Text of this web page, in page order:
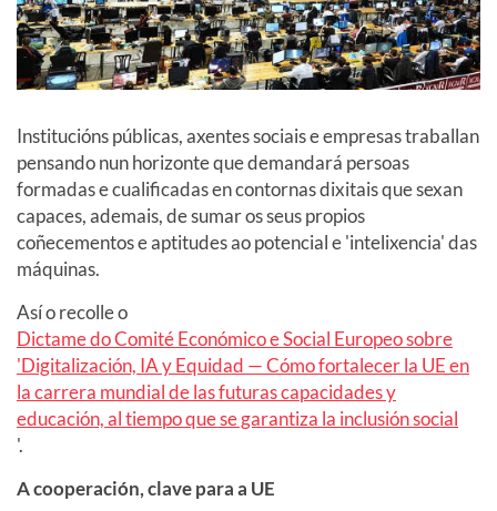
Institucións públicas, axentes sociais e empresas traballan
pensando nun horizonte que demandará persoas
formadas e cualificadas en contornas dixitais que sexan
capaces, ademais, de sumar os seus propios
coñecementos e aptitudes ao potencial e 'intelixencia' das
máquinas.
Así o recolle o
Dictame do Comité Económico e Social Europeo sobre
'Digitalización, IA y Equidad — Cómo fortalecer la UE en
la carrera mundial de las futuras capacidades y
educación, al tiempo que se garantiza la inclusión social
'.
A cooperación, clave para a UE